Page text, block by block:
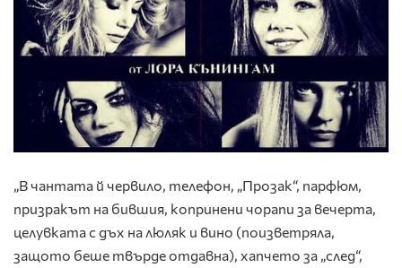
„В чантата й червило, телефон, „Прозак“, парфюм,
призракът на бившия, копринени чорапи за вечерта,
целувката с дъх на люляк и вино (поизветряла,
защото беше твърде отдавна), хапчето за „след“,